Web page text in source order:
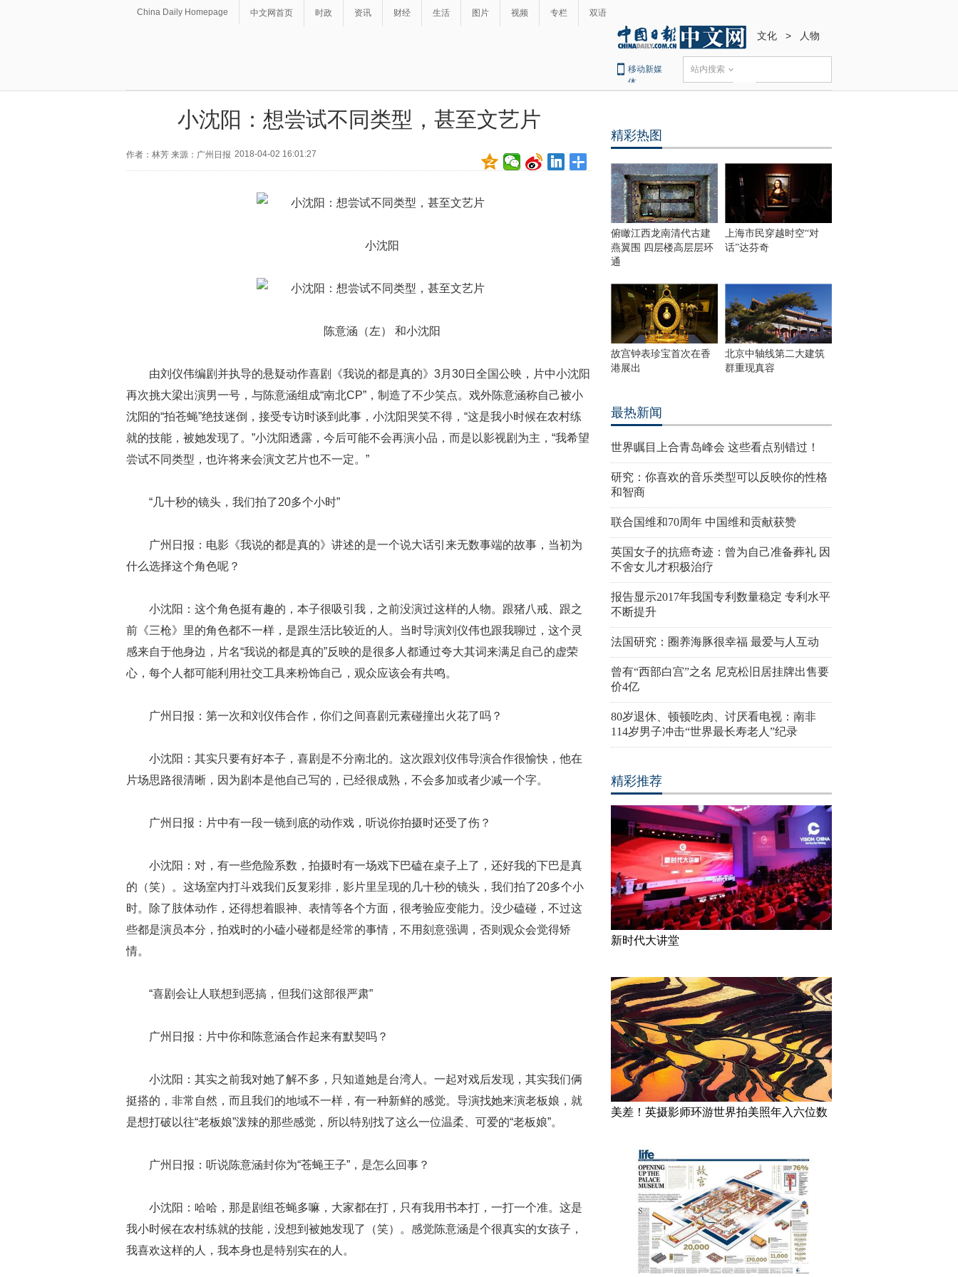
China Daily Homepage 中文网首页 时政 资讯 财经 生活 图片 视频 专栏 双语
文化 > 人物
移动新媒
体
站内搜索
小沈阳：想尝试不同类型，甚至文艺片
作者：林芳 来源：广州日报 2018-04-02 16:01:27
小沈阳
陈意涵（左） 和小沈阳
由刘仪伟编剧并执导的悬疑动作喜剧《我说的都是真的》3月30日全国公映，片中小沈阳
再次挑大梁出演男一号，与陈意涵组成“南北CP”，制造了不少笑点。戏外陈意涵称自己被小
沈阳的“拍苍蝇”绝技迷倒，接受专访时谈到此事，小沈阳哭笑不得，“这是我小时候在农村练
就的技能，被她发现了。”小沈阳透露，今后可能不会再演小品，而是以影视剧为主，“我希望
尝试不同类型，也许将来会演文艺片也不一定。”
“几十秒的镜头，我们拍了20多个小时”
广州日报：电影《我说的都是真的》讲述的是一个说大话引来无数事端的故事，当初为
什么选择这个角色呢？
小沈阳：这个角色挺有趣的，本子很吸引我，之前没演过这样的人物。跟猪八戒、跟之
前《三枪》里的角色都不一样，是跟生活比较近的人。当时导演刘仪伟也跟我聊过，这个灵
感来自于他身边，片名“我说的都是真的”反映的是很多人都通过夸大其词来满足自己的虚荣
心，每个人都可能利用社交工具来粉饰自己，观众应该会有共鸣。
广州日报：第一次和刘仪伟合作，你们之间喜剧元素碰撞出火花了吗？
小沈阳：其实只要有好本子，喜剧是不分南北的。这次跟刘仪伟导演合作很愉快，他在
片场思路很清晰，因为剧本是他自己写的，已经很成熟，不会多加或者少减一个字。
广州日报：片中有一段一镜到底的动作戏，听说你拍摄时还受了伤？
小沈阳：对，有一些危险系数，拍摄时有一场戏下巴磕在桌子上了，还好我的下巴是真
的（笑）。这场室内打斗戏我们反复彩排，影片里呈现的几十秒的镜头，我们拍了20多个小
时。除了肢体动作，还得想着眼神、表情等各个方面，很考验应变能力。没少磕碰，不过这
些都是演员本分，拍戏时的小磕小碰都是经常的事情，不用刻意强调，否则观众会觉得矫
情。
“喜剧会让人联想到恶搞，但我们这部很严肃”
广州日报：片中你和陈意涵合作起来有默契吗？
小沈阳：其实之前我对她了解不多，只知道她是台湾人。一起对戏后发现，其实我们俩
挺搭的，非常自然，而且我们的地域不一样，有一种新鲜的感觉。导演找她来演老板娘，就
是想打破以往“老板娘”泼辣的那些感觉，所以特别找了这么一位温柔、可爱的“老板娘”。
广州日报：听说陈意涵封你为“苍蝇王子”，是怎么回事？
小沈阳：哈哈，那是剧组苍蝇多嘛，大家都在打，只有我用书本打，一打一个准。这是
我小时候在农村练就的技能，没想到被她发现了（笑）。感觉陈意涵是个很真实的女孩子，
我喜欢这样的人，我本身也是特别实在的人。
精彩热图
俯瞰江西龙南清代古建
燕翼围 四层楼高层层环
通
上海市民穿越时空“对
话”达芬奇
故宫钟表珍宝首次在香
港展出
北京中轴线第二大建筑
群重现真容
最热新闻
世界瞩目上合青岛峰会 这些看点别错过！
研究：你喜欢的音乐类型可以反映你的性格
和智商
联合国维和70周年 中国维和贡献获赞
英国女子的抗癌奇迹：曾为自己准备葬礼 因
不舍女儿才积极治疗
报告显示2017年我国专利数量稳定 专利水平
不断提升
法国研究：圈养海豚很幸福 最爱与人互动
曾有“西部白宫”之名 尼克松旧居挂牌出售要
价4亿
80岁退休、顿顿吃肉、讨厌看电视：南非
114岁男子冲击“世界最长寿老人”纪录
精彩推荐
新时代大讲堂
美差！英摄影师环游世界拍美照年入六位数